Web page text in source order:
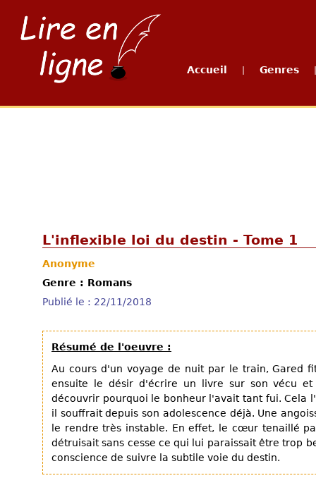
Accueil Genres
L'inflexible loi du destin - Tome 1
Anonyme
Genre : Romans
Publié le : 22/11/2018
Résumé de l'oeuvre :
Au cours d'un voyage de nuit par le train, Gared
ensuite le désir d'écrire un livre sur son vécu
découvrir pourquoi le bonheur l'avait tant fui. Cela
il souffrait depuis son adolescence déjà. Une
le rendre très instable. En effet, le cœur tenaillé
détruisait sans cesse ce qui lui paraissait être trop
conscience de suivre la subtile voie du destin.